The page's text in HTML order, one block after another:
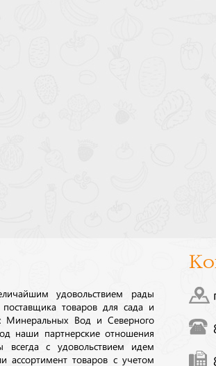
удовольствием рады
товаров для сада и
Минеральных Вод и Северного
наши партнерские отношения
с удовольствием идем
ассортимент товаров с учетом